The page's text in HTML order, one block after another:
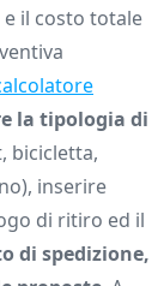
e il costo totale
la tipologia di
bicicletta,
inserire
di ritiro ed il
di spedizione,